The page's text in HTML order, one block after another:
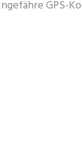
GPS-